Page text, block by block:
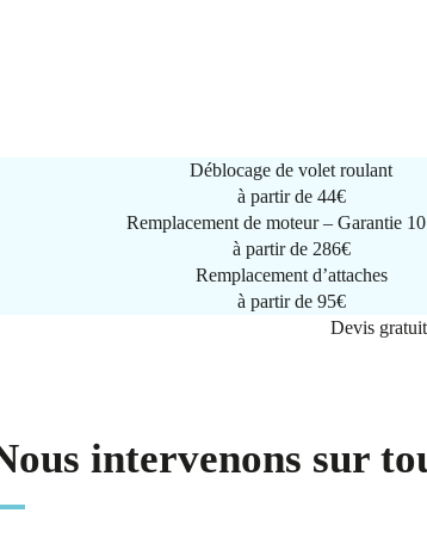
Déblocage de volet roulant
à partir de 44€
Remplacement de moteur – Garantie
à partir de 286€
Remplacement d’attaches
à partir de 95€
Devis
intervenons sur